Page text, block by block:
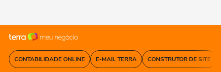
CONTABILIDADE ONLINE E-MAIL TERRA CONSTRUTOR DE SITE